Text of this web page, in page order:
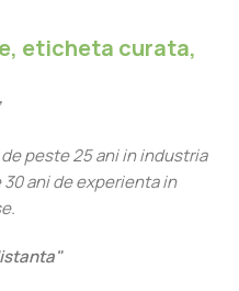
eticheta curata,
peste 25 ani in industria
ani de experienta in